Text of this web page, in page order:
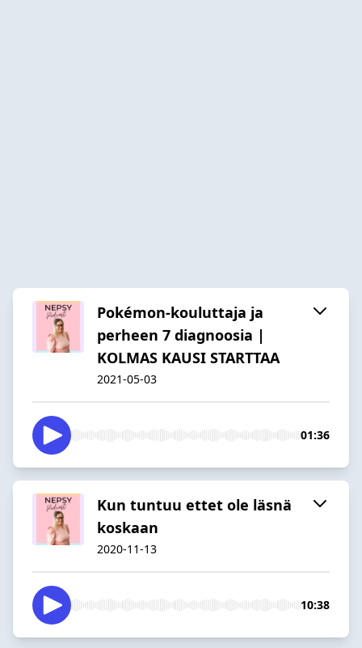
Pokémon-kouluttaja ja
perheen 7 diagnoosia |
KOLMAS KAUSI STARTTAA
2021-05-03
01:36
Kun tuntuu ettet ole läsnä
koskaan
2020-11-13
10:38